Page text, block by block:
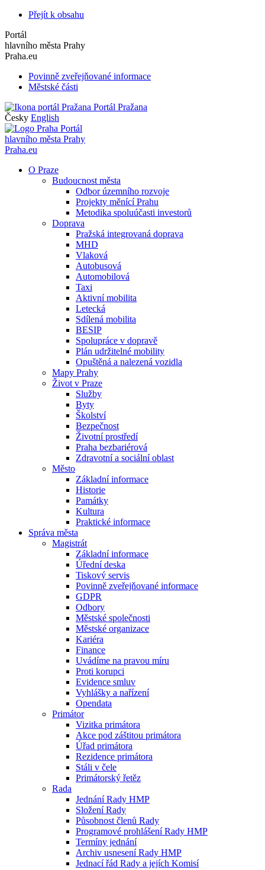
Přejít k obsahu
Portál
hlavního města Prahy
Praha.eu
Povinně zveřejňované informace
Městské části
Portál Pražana
Česky English
Portál
hlavního města Prahy
Praha.eu
O Praze
Budoucnost města
Odbor územního rozvoje
Projekty měnící Prahu
Metodika spoluúčasti investorů
Doprava
Pražská integrovaná doprava
MHD
Vlaková
Autobusová
Automobilová
Taxi
Aktivní mobilita
Letecká
Sdílená mobilita
BESIP
Spolupráce v dopravě
Plán udržitelné mobility
Opuštěná a nalezená vozidla
Mapy Prahy
Život v Praze
Služby
Byty
Školství
Bezpečnost
Životní prostředí
Praha bezbariérová
Zdravotní a sociální oblast
Město
Základní informace
Historie
Památky
Kultura
Praktické informace
Správa města
Magistrát
Základní informace
Úřední deska
Tiskový servis
Povinně zveřejňované informace
GDPR
Odbory
Městské společnosti
Městské organizace
Kariéra
Finance
Uvádíme na pravou míru
Proti korupci
Evidence smluv
Vyhlášky a nařízení
Opendata
Primátor
Vizitka primátora
Akce pod záštitou primátora
Úřad primátora
Rezidence primátora
Stáli v čele
Primátorský řetěz
Rada
Jednání Rady HMP
Složení Rady
Působnost členů Rady
Programové prohlášení Rady HMP
Termíny jednání
Archiv usnesení Rady HMP
Jednací řád Rady a jejích Komisí